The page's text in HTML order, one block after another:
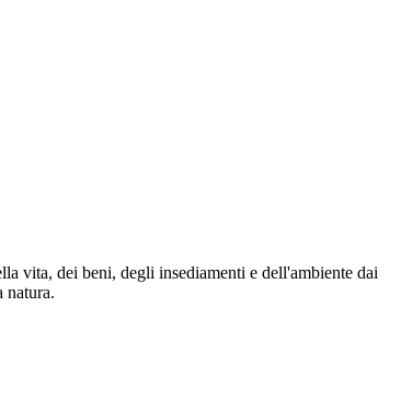
vita, dei beni, degli insediamenti e dell'ambiente dai
natura.